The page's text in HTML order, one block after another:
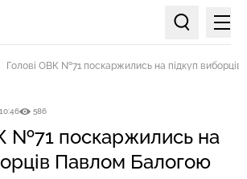
Пошук по
Голові ОВК №71 поскаржились на підкуп
586
№71 поскаржились на
Павлом Балогою